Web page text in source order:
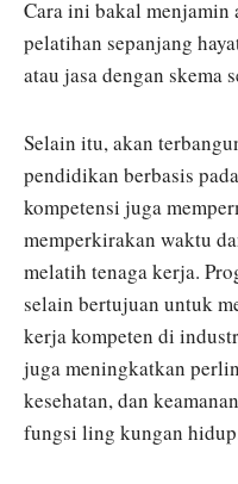
Cara ini bakal menjamin
pelatihan sepanjang
atau jasa dengan skema
Selain itu, akan
pendidikan berbasis
kompetensi juga
memperkirakan waktu
melatih tenaga kerja.
selain bertujuan untuk
kerja kompeten di
juga meningkatkan
kesehatan, dan
fungsi ling kungan